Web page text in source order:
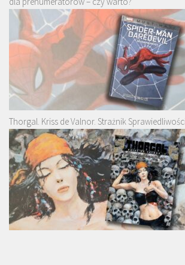
Thorgal. Kriss de Valnor. Strażnik